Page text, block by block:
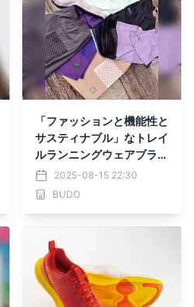
「ファッションと機能性と
サスティナブル」なトレイ
ルランニングウェアブラン
ドBUDOに注目
2025-08-15 22:30
BUDO